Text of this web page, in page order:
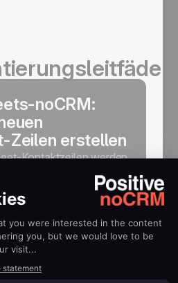
noCRM:
Zeilen erstellen
Kontaktzeilen werden